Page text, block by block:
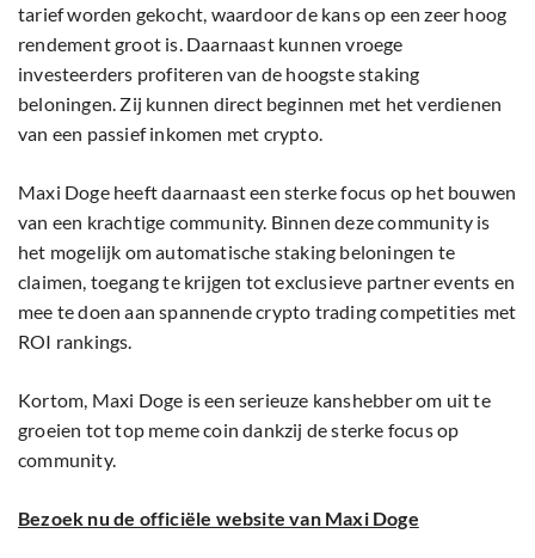
tarief worden gekocht, waardoor de kans op een zeer hoog
rendement groot is. Daarnaast kunnen vroege
investeerders profiteren van de hoogste staking
beloningen. Zij kunnen direct beginnen met het verdienen
van een passief inkomen met crypto.
Maxi Doge heeft daarnaast een sterke focus op het bouwen
van een krachtige community. Binnen deze community is
het mogelijk om automatische staking beloningen te
claimen, toegang te krijgen tot exclusieve partner events en
mee te doen aan spannende crypto trading competities met
ROI rankings.
Kortom, Maxi Doge is een serieuze kanshebber om uit te
groeien tot top meme coin dankzij de sterke focus op
community.
Bezoek nu de officiële website van Maxi Doge